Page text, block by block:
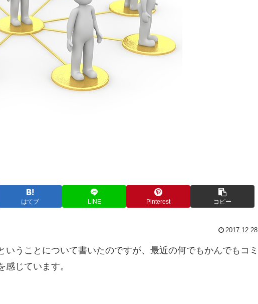
はてブ LINE Pinterest コピー
2017.12.28
いうことについて書いたのですが、最近の何でもかんでもコミ
感じています。